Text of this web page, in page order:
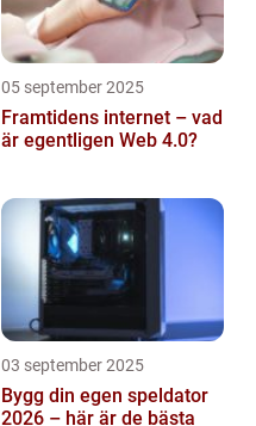
05 september 2025
Framtidens internet – vad
är egentligen Web 4.0?
03 september 2025
Bygg din egen speldator
2026 – här är de bästa